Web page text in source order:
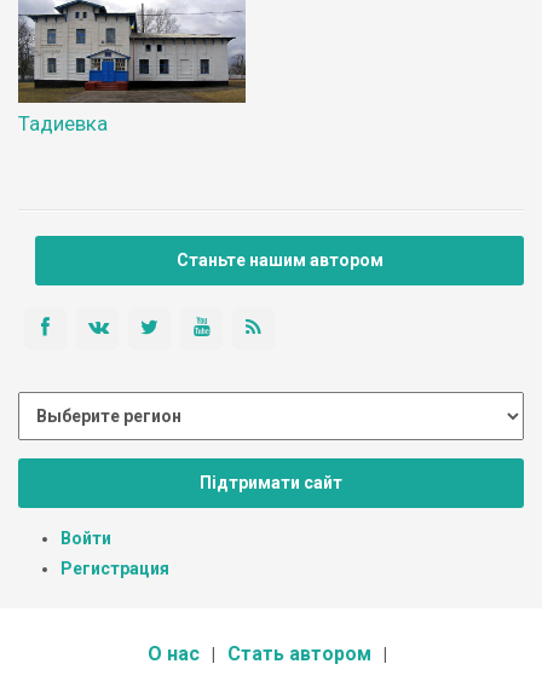
Тадиевка
Станьте нашим автором
Підтримати сайт
Войти
Регистрация
О нас Стать автором